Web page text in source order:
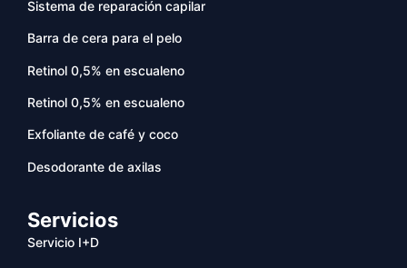
Sistema de reparación capilar
Barra de cera para el pelo
Retinol 0,5% en escualeno
Retinol 0,5% en escualeno
Exfoliante de café y coco
Desodorante de axilas
Servicios
Servicio I+D